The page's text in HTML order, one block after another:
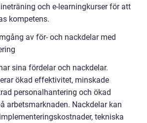
och e-learningkurser för att
kompetens.
av för- och nackdelar med
sina fördelar och nackdelar.
ökad effektivitet, minskade
personalhantering och ökad
arbetsmarknaden. Nackdelar kan
tekniska